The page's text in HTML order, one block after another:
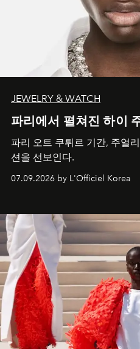
JEWELRY & WATCH
파리에서 펼쳐진 하이
파리 오트 쿠튀르 기간, 주얼
션을 선보인다.
07.09.2026 by L'Officiel Korea